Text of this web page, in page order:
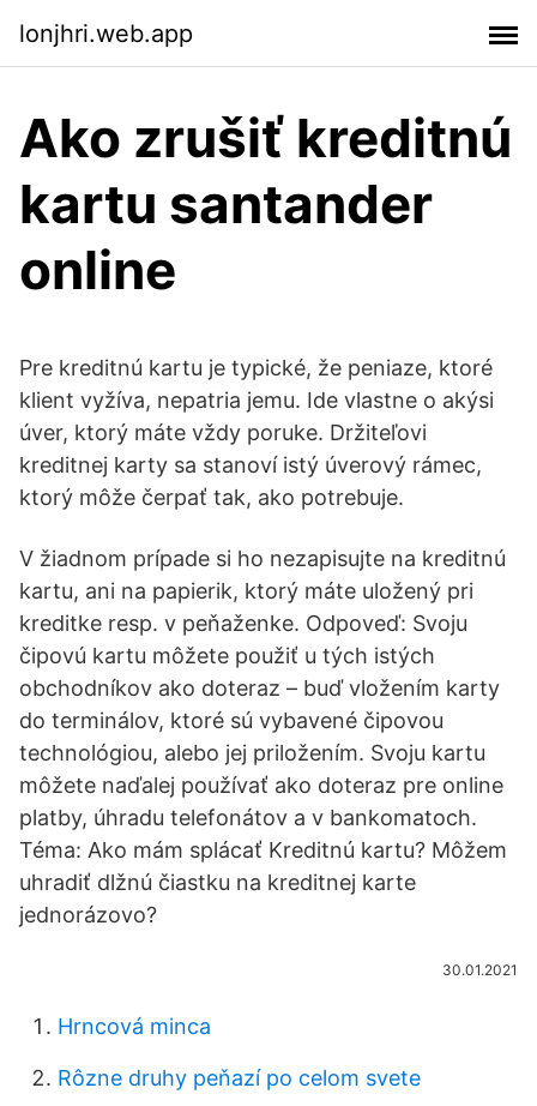
lonjhri.web.app
Ako zrušiť kreditnú
kartu santander
online
Pre kreditnú kartu je typické, že peniaze, ktoré
klient vyžíva, nepatria jemu. Ide vlastne o akýsi
úver, ktorý máte vždy poruke. Držiteľovi
kreditnej karty sa stanoví istý úverový rámec,
ktorý môže čerpať tak, ako potrebuje.
V žiadnom prípade si ho nezapisujte na kreditnú
kartu, ani na papierik, ktorý máte uložený pri
kreditke resp. v peňaženke. Odpoveď: Svoju
čipovú kartu môžete použiť u tých istých
obchodníkov ako doteraz – buď vložením karty
do terminálov, ktoré sú vybavené čipovou
technológiou, alebo jej priložením. Svoju kartu
môžete naďalej používať ako doteraz pre online
platby, úhradu telefonátov a v bankomatoch.
Téma: Ako mám splácať Kreditnú kartu? Môžem
uhradiť dlžnú čiastku na kreditnej karte
jednorázovo?
30.01.2021
Hrncová minca
Rôzne druhy peňazí po celom svete